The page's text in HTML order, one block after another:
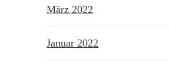
März 2022
Januar 2022